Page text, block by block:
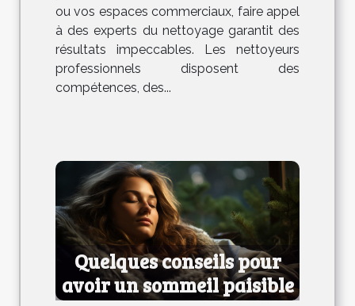
ou vos espaces commerciaux, faire appel
à des experts du nettoyage garantit des
résultats impeccables. Les nettoyeurs
professionnels disposent des
compétences, des...
Quelques conseils pour
avoir un sommeil paisible